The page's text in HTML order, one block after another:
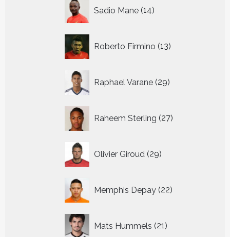
Sadio Mane 14
producten
Roberto Firmino 13
producten
Raphael Varane 29
producten
Raheem Sterling 27
producten
Olivier Giroud 29
producten
Memphis Depay 22
producten
Mats Hummels 21
producten